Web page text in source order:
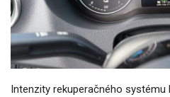
Intenzity rekuperačného